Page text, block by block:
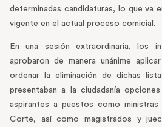
determinadas candidaturas, lo que va
vigente en el actual proceso comicial.
En una sesión extraordinaria, los
aprobaron de manera unánime
ordenar la eliminación de dichas
presentaban a la ciudadanía
aspirantes a puestos como
Corte, así como magistrados y